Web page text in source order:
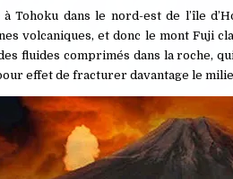
Tohoku dans le nord-est de l’île
volcaniques, et donc le mont Fuji
fluides comprimés dans la roche,
effet de fracturer davantage le